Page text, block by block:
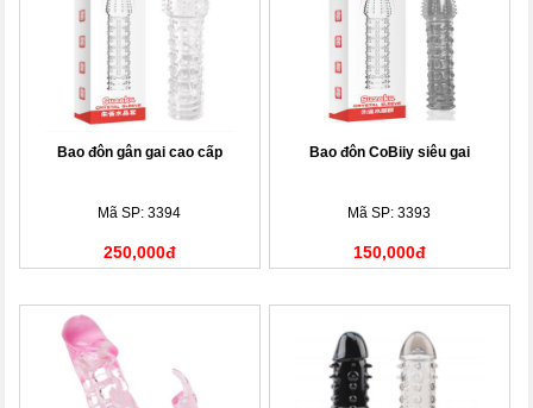
Bao đôn gân gai cao cấp
Mã SP: 3394
250,000đ
Bao đôn CoBiiy siêu gai
Mã SP: 3393
150,000đ